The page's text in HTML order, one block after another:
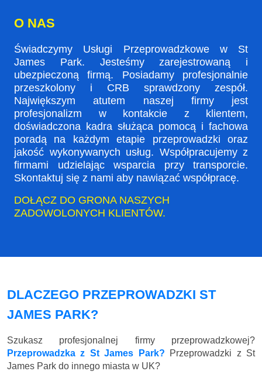
O NAS
Świadczymy Usługi Przeprowadzkowe w St
James Park. Jesteśmy zarejestrowaną i
ubezpieczoną firmą. Posiadamy profesjonalnie
przeszkolony i CRB sprawdzony zespół.
Największym atutem naszej firmy jest
profesjonalizm w kontakcie z klientem,
doświadczona kadra służąca pomocą i fachowa
poradą na każdym etapie przeprowadzki oraz
jakość wykonywanych usług. Współpracujemy z
firmami udzielając wsparcia przy transporcie.
Skontaktuj się z nami aby nawiązać współpracę.
DOŁĄCZ DO GRONA NASZYCH
ZADOWOLONYCH KLIENTÓW.
DLACZEGO PRZEPROWADZKI ST
JAMES PARK?
Szukasz profesjonalnej firmy przeprowadzkowej?
Przeprowadzka z St James Park? Przeprowadzki z St
James Park do innego miasta w UK?